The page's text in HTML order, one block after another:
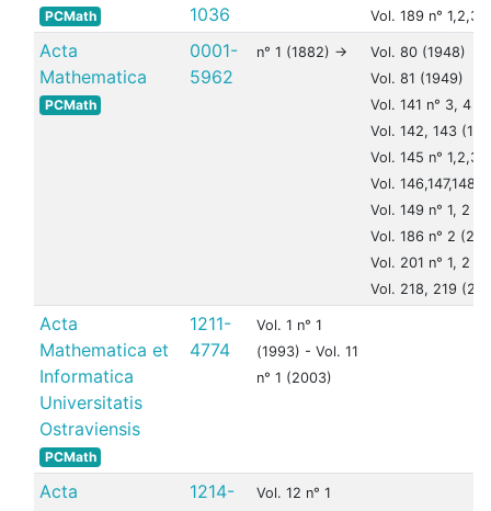
PCMath
1036
Vol. 189 n°
Acta
Mathematica
PCMath
0001-
5962
n° 1 (1882) ->
Vol. 80 (1948)
Vol. 81 (1949)
Vol. 141 n° 3, 4
Vol. 142, 143
Vol. 145 n°
Vol. 146,147,148
Vol. 149 n° 1, 2
Vol. 186 n° 2
Vol. 201 n° 1, 2
Vol. 218, 219
Acta
Mathematica et
Informatica
Universitatis
Ostraviensis
PCMath
1211-
4774
Vol. 1 n° 1
(1993) - Vol. 11
n° 1 (2003)
Acta
1214-
Vol. 12 n° 1